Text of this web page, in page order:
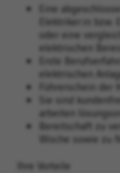
Eine
Elektriker:in
oder eine
elektrischen
Erste
elektrischen
Führerschein der
Sie sind
arbeiten
Bereitschaft zu
Woche sowie zu
Ihre Vorteile